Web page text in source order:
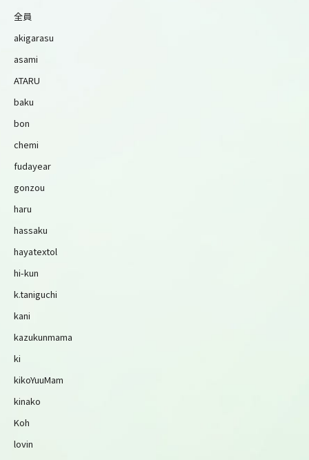
全員
akigarasu
asami
ATARU
baku
bon
chemi
fudayear
gonzou
haru
hassaku
hayatextol
hi-kun
k.taniguchi
kani
kazukunmama
ki
kikoYuuMam
kinako
Koh
lovin